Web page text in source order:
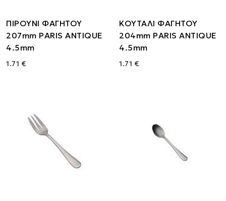
ΠΙΡΟΥΝΙ ΦΑΓΗΤΟΥ
207mm PARIS ANTIQUE
4.5mm
1.71 €
ΚΟΥΤΑΛΙ ΦΑΓΗΤΟΥ
204mm PARIS ANTIQUE
4.5mm
1.71 €